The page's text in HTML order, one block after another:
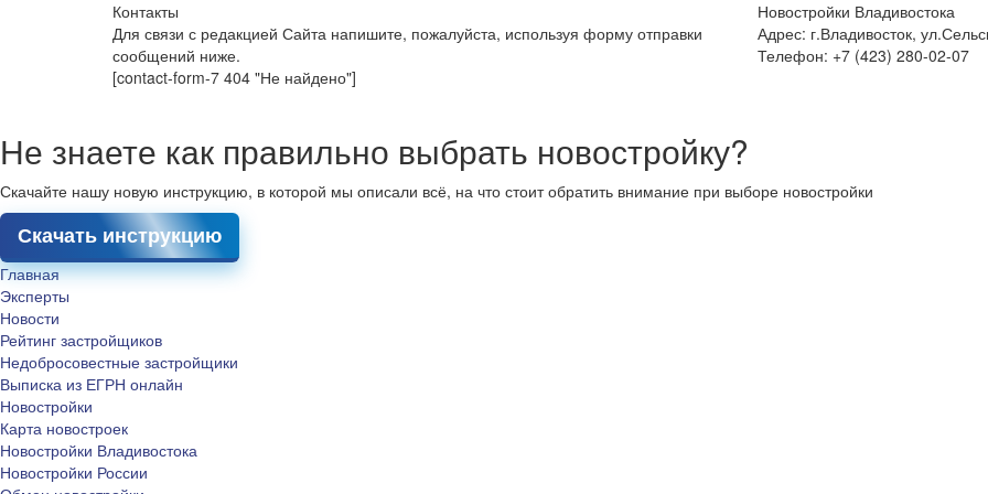
Контакты
Для связи с редакцией Сайта напишите, пожалуйста, используя форму отправки
сообщений ниже.
[contact-form-7 404 "Не найдено"]
Новостройки Владивостока
Адрес: г.Владивосток,
Телефон: +7 (423) 280-02-07
Не знаете как правильно выбрать новостройку?
Скачайте нашу новую инструкцию, в которой мы описали всё, на что стоит обратить внимание при выборе новостройки
Скачать инструкцию
Главная
Эксперты
Новости
Рейтинг застройщиков
Недобросовестные застройщики
Выписка из ЕГРН онлайн
Новостройки
Карта новостроек
Новостройки Владивостока
Новостройки России